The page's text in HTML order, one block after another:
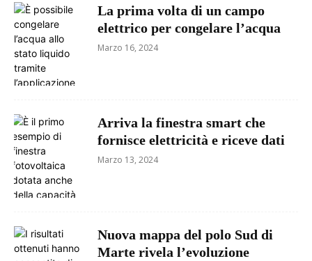
La prima volta di un campo
elettrico per congelare l’acqua
Marzo 16, 2024
Arriva la finestra smart che
fornisce elettricità e riceve dati
Marzo 13, 2024
Nuova mappa del polo Sud di
Marte rivela l’evoluzione